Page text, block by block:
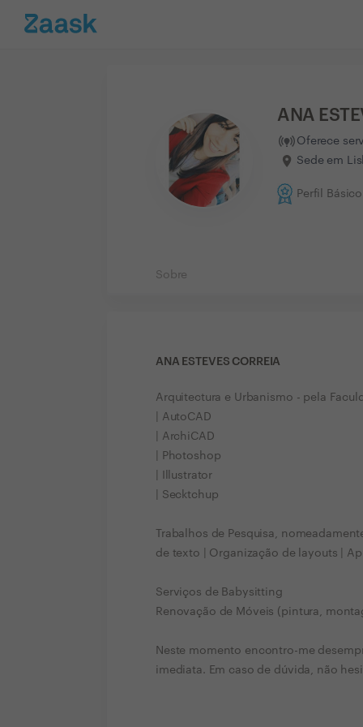
ANA
Oferece
Sede em
Perfil Básico
Sobre
ANA ESTEVES CORREIA
Arquitectura e Urbanismo - pela
| AutoCAD
| ArchiCAD
| Photoshop
| Illustrator
| Secktchup
Trabalhos de Pesquisa,
de texto | Organização de layouts |
Serviços de Babysitting
Renovação de Móveis (pintura,
Neste momento encontro-me
imediata. Em caso de dúvida, não